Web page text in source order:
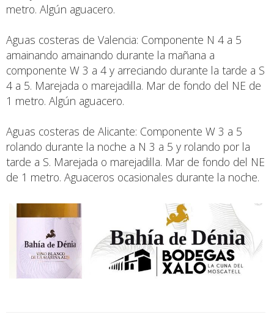
metro. Algún aguacero.
Aguas costeras de Valencia: Componente N 4 a 5
amainando amainando durante la mañana a
componente W 3 a 4 y arreciando durante la tarde a S
4 a 5. Marejada o marejadilla. Mar de fondo del NE de
1 metro. Algún aguacero.
Aguas costeras de Alicante: Componente W 3 a 5
rolando durante la noche a N 3 a 5 y rolando por la
tarde a S. Marejada o marejadilla. Mar de fondo del NE
de 1 metro. Aguaceros ocasionales durante la noche.